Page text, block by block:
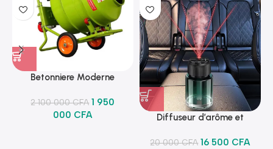
Betonniere Moderne
2 100 000CFA 1 950
000 CFA
Diffuseur d’arôme et
20 000CFA 16 500 CFA